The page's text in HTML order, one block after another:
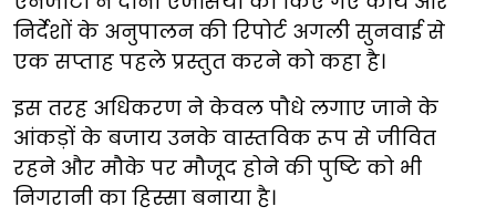
निर्देशों के अनुपालन की रिपोर्ट अगली सुनवाई से
एक सप्ताह पहले प्रस्तुत करने को कहा है।
इस तरह अधिकरण ने केवल पौधे लगाए जाने के
आंकड़ों के बजाय उनके वास्तविक रूप से जीवित
रहने और मौके पर मौजूद होने की पुष्टि को भी
निगरानी का हिस्सा बनाया है।